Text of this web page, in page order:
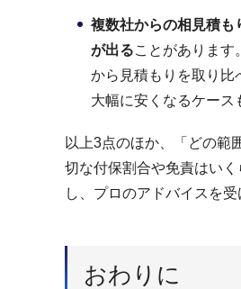
複数社からの相見積も
が出ることがあります
から見積もりを取り比
大幅に安くなるケース
以上3点のほか、「どの範
切な付保割合や免責はい
し、プロのアドバイスを受
おわりに